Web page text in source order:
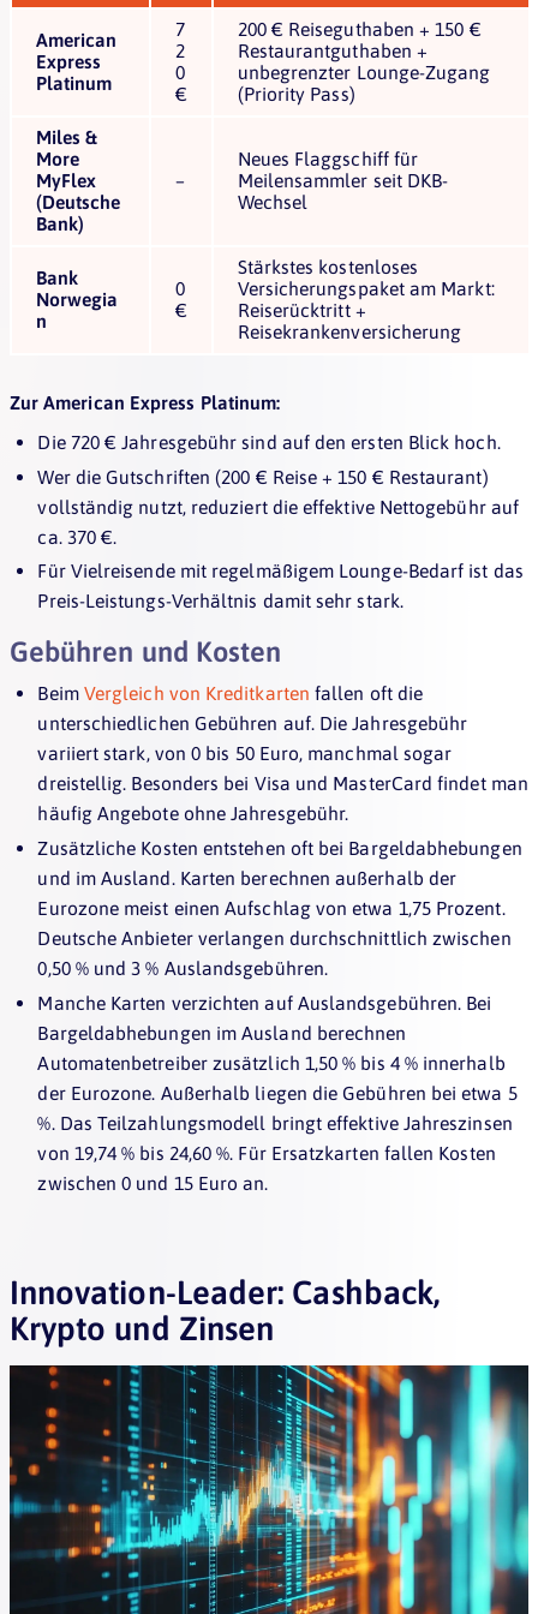
American
Express
Platinum
7
2
0
€
200 € Reiseguthaben + 150 €
Restaurantguthaben +
unbegrenzter Lounge-Zugang
(Priority Pass)
Miles &
More
MyFlex
(Deutsche
Bank)
–
Neues Flaggschiff für
Meilensammler seit DKB-
Wechsel
Bank
Norwegia
n
0
€
Stärkstes kostenloses
Versicherungspaket am Markt:
Reiserücktritt +
Reisekrankenversicherung
Zur American Express Platinum:
Die 720 € Jahresgebühr sind auf den ersten Blick hoch.
Wer die Gutschriften (200 € Reise + 150 € Restaurant)
vollständig nutzt, reduziert die effektive Nettogebühr auf
ca. 370 €.
Für Vielreisende mit regelmäßigem Lounge-Bedarf ist das
Preis-Leistungs-Verhältnis damit sehr stark.
Gebühren und Kosten
Beim Vergleich von Kreditkarten fallen oft die
unterschiedlichen Gebühren auf. Die Jahresgebühr
variiert stark, von 0 bis 50 Euro, manchmal sogar
dreistellig. Besonders bei Visa und MasterCard findet man
häufig Angebote ohne Jahresgebühr.
Zusätzliche Kosten entstehen oft bei Bargeldabhebungen
und im Ausland. Karten berechnen außerhalb der
Eurozone meist einen Aufschlag von etwa 1,75 Prozent.
Deutsche Anbieter verlangen durchschnittlich zwischen
0,50 % und 3 % Auslandsgebühren.
Manche Karten verzichten auf Auslandsgebühren. Bei
Bargeldabhebungen im Ausland berechnen
Automatenbetreiber zusätzlich 1,50 % bis 4 % innerhalb
der Eurozone. Außerhalb liegen die Gebühren bei etwa 5
%. Das Teilzahlungsmodell bringt effektive Jahreszinsen
von 19,74 % bis 24,60 %. Für Ersatzkarten fallen Kosten
zwischen 0 und 15 Euro an.
Innovation-Leader: Cashback,
Krypto und Zinsen